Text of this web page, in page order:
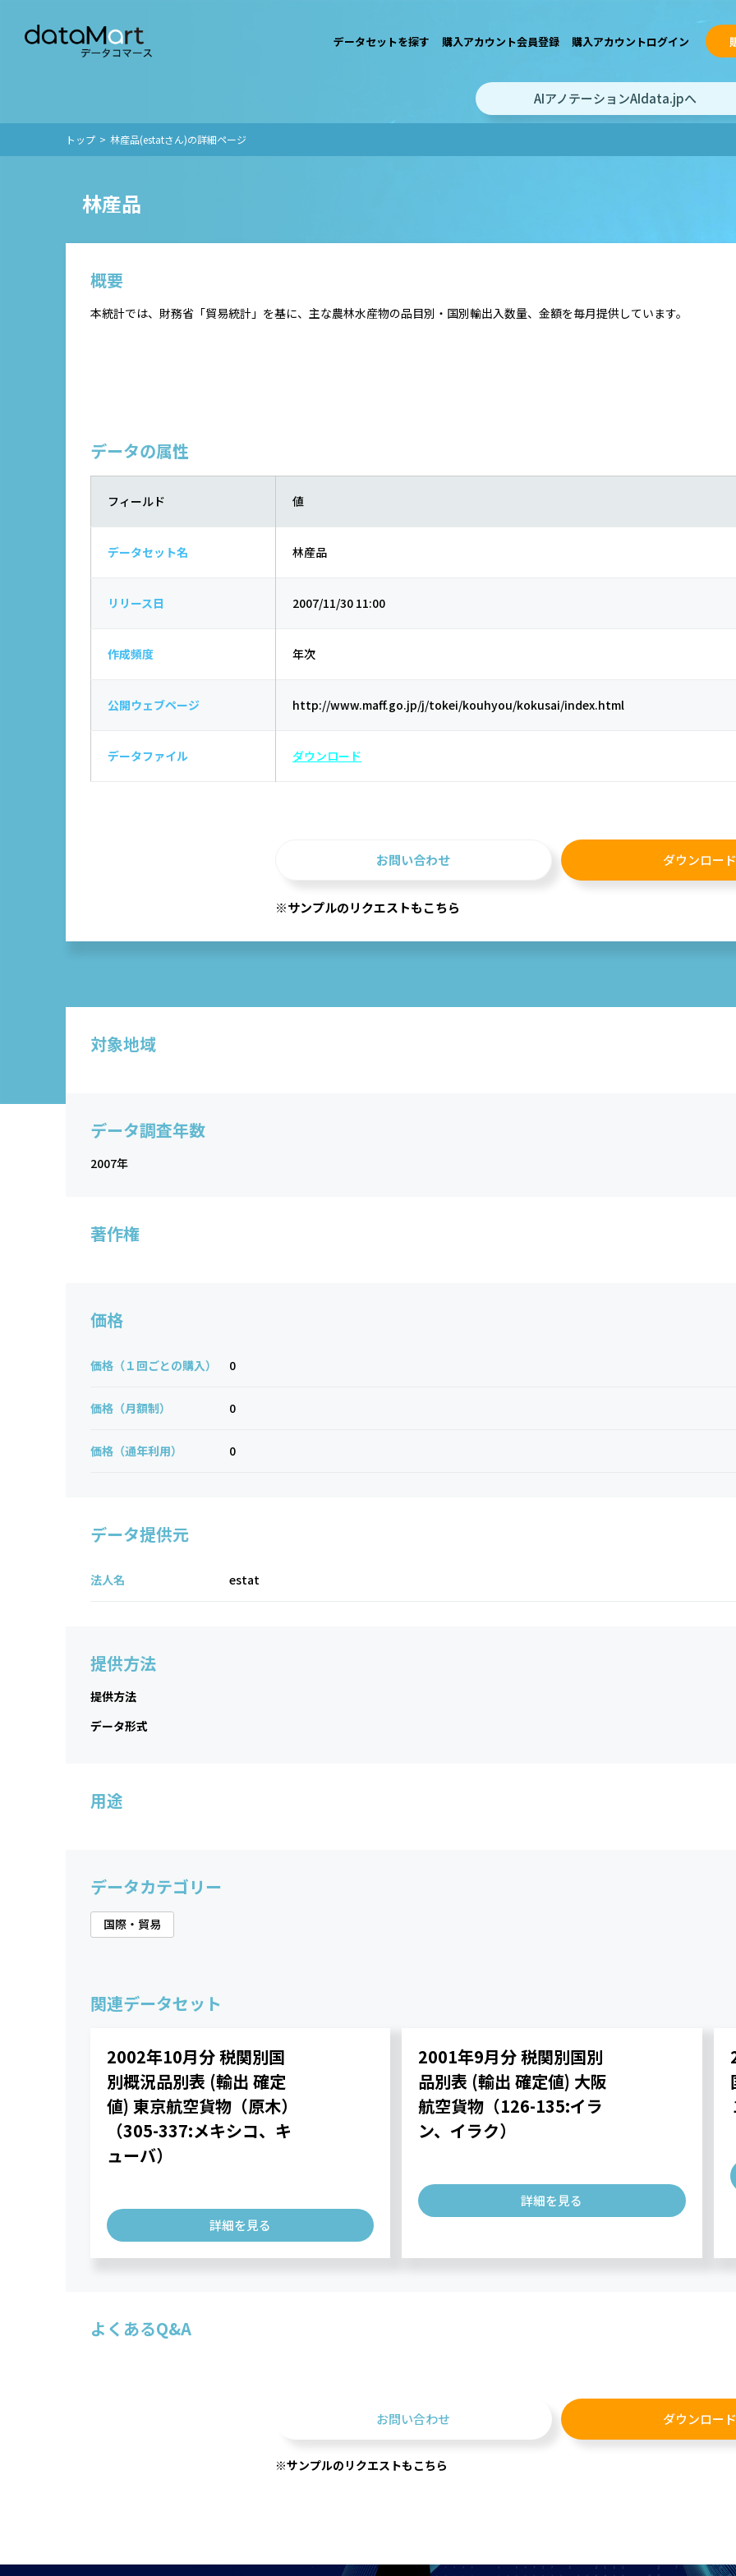
データセットを探す 購入アカウント会員登録 購入アカウントログイン
AIアノテーションAIdata.jpへ
トップ 林産品(estatさん)の詳細ページ
林産品
概要
本統計では、財務省「貿易統計」を基に、主な農林水産物の品目別・国別輸出入数量、金額を毎月提供しています。
データの属性
フィールド 値
データセット名 林産品
リリース日 2007/11/30 11:00
作成頻度 年次
公開ウェブページ http://www.maff.go.jp/j/tokei/kouhyou/kokusai/index.html
データファイル ダウンロード
お問い合わせ
※サンプルのリクエストもこちら
ダウンロード
対象地域
データ調査年数
2007年
著作権
価格
価格（１回ごとの購入） 0
価格（月額制） 0
価格（通年利用） 0
データ提供元
法人名 estat
提供方法
提供方法
データ形式
用途
データカテゴリー
国際・貿易
関連データセット
2002年10月分 税関別国
別概況品別表 (輸出 確定
値) 東京航空貨物（原木）
（305-337:メキシコ、キ
ューバ）
詳細を見る
2001年9月分 税関別国別
品別表 (輸出 確定値) 大阪
航空貨物（126-135:イラ
ン、イラク）
詳細を見る
よくあるQ&A
お問い合わせ
※サンプルのリクエストもこちら
ダウンロード